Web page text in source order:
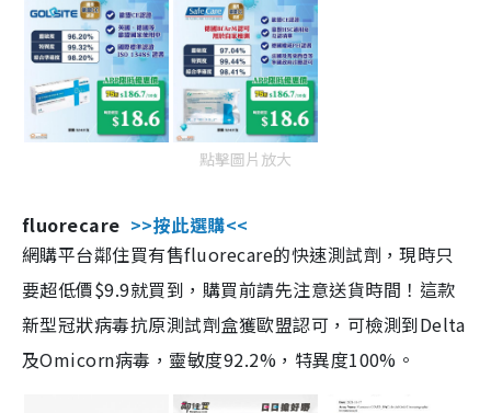
點擊圖片放大
fluorecare >>按此選購<<
網購平台鄰住買有售fluorecare的快速測試劑，現時只
要超低價$9.9就買到，購買前請先注意送貨時間！這款
新型冠狀病毒抗原測試劑盒獲歐盟認可，可檢測到Delta
及Omicorn病毒，靈敏度92.2%，特異度100%。